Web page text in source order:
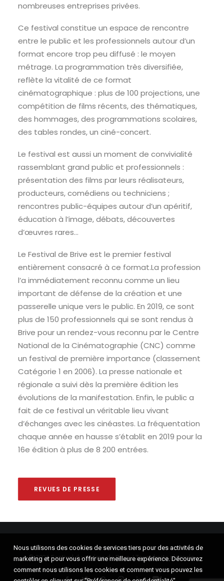
nombreuses entreprises privées.
Ce festival constitue un espace de rencontre
entre le public et les professionnels autour d’un
format encore trop peu diffusé : le moyen
métrage. La programmation très diversifiée,
reflète la vitalité de ce format
cinématographique : plus de 100 projections, une
compétition de films récents, des thématiques,
des hommages, des programmations scolaires,
des tables rondes, un ciné-concert.
Le festival est aussi un moment de convivialité
rassemblant grand public et professionnels :
présentation des films par leurs réalisateurs,
producteurs, comédiens ou techniciens ;
rencontres public-équipes autour d’un apéritif,
éducation à l’image, débats, découvertes
d’œuvres rares…
Le Festival de Brive est le premier festival
entièrement consacré à ce format.La profession
l’a immédiatement reconnu comme un lieu
important de défense de la création et une
passerelle unique vers le public. En 2019, ce sont
plus de 150 professionnels qui se sont rendus à
Brive pour un rendez-vous reconnu par le Centre
National de la Cinématographie (CNC) comme
un festival de première importance (classement
Catégorie 1 en 2006). La presse nationale et
régionale a suivi dès la première édition les
évolutions de la manifestation. Enfin, le public a
fait de ce festival un véritable lieu vivant
d’échanges avec les cinéastes. La fréquentation
chaque année en hausse s’établit en 2019 pour la
16e édition à plus de 8 200 entrées.
REVUES DE PRESSE
© 2026 Festival du cinéma de Brive. | Tous droits réservés.
Nous utilisons des cookies de services tiers pour des activités de
marketing et pour vous offrir une meilleure expérience. Découvrez
comment nous utilisons les cookies et comment vous pouvez les